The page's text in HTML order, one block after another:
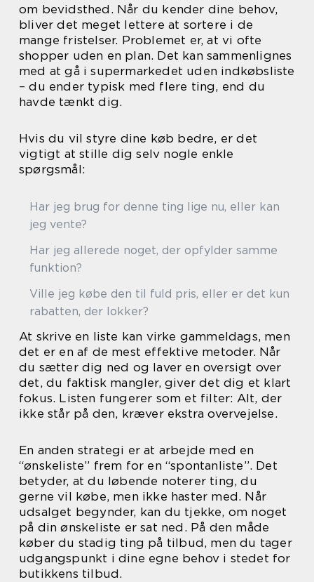
om bevidsthed. Når du kender dine behov,
bliver det meget lettere at sortere i de
mange fristelser. Problemet er, at vi ofte
shopper uden en plan. Det kan sammenlignes
med at gå i supermarkedet uden indkøbsliste
– du ender typisk med flere ting, end du
havde tænkt dig.
Hvis du vil styre dine køb bedre, er det
vigtigt at stille dig selv nogle enkle
spørgsmål:
Har jeg brug for denne ting lige nu, eller kan
jeg vente?
Har jeg allerede noget, der opfylder samme
funktion?
Ville jeg købe den til fuld pris, eller er det kun
rabatten, der lokker?
At skrive en liste kan virke gammeldags, men
det er en af de mest effektive metoder. Når
du sætter dig ned og laver en oversigt over
det, du faktisk mangler, giver det dig et klart
fokus. Listen fungerer som et filter: Alt, der
ikke står på den, kræver ekstra overvejelse.
En anden strategi er at arbejde med en
“ønskeliste” frem for en “spontanliste”. Det
betyder, at du løbende noterer ting, du
gerne vil købe, men ikke haster med. Når
udsalget begynder, kan du tjekke, om noget
på din ønskeliste er sat ned. På den måde
køber du stadig ting på tilbud, men du tager
udgangspunkt i dine egne behov i stedet for
butikkens tilbud.